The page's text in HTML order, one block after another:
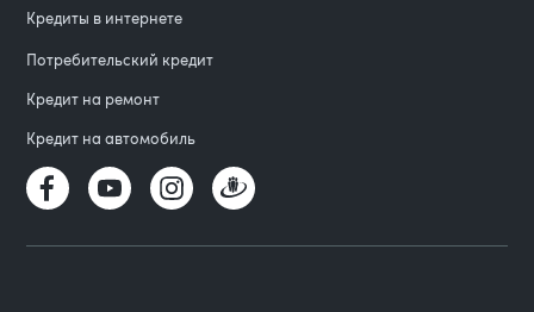
Кредиты в интернете
Потребительский кредит
Кредит на ремонт
Кредит на автомобиль